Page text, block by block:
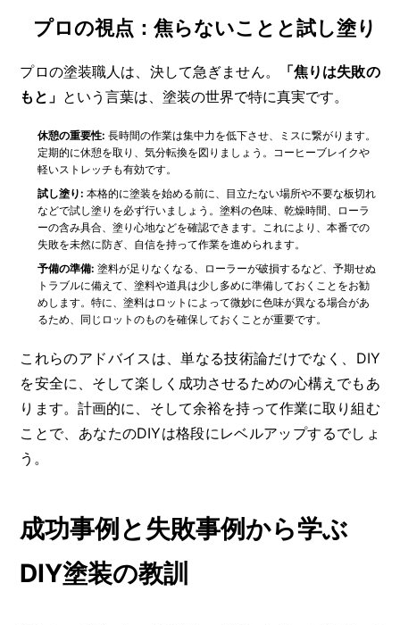
プロの視点：焦らないことと試し塗り
プロの塗装職人は、決して急ぎません。
「焦りは失敗の
もと」 という言葉は、塗装の世界で特に真実です。
休憩の重要性: 長時間の作業は集中力を低下させ、ミスに繋がります。
定期的に休憩を取り、気分転換を図りましょう。コーヒーブレイクや
軽いストレッチも有効です。
試し塗り: 本格的に塗装を始める前に、目立たない場所や不要な板切れ
などで試し塗りを必ず行いましょう。塗料の色味、乾燥時間、ローラ
ーの含み具合、塗り心地などを確認できます。これにより、本番での
失敗を未然に防ぎ、自信を持って作業を進められます。
予備の準備: 塗料が足りなくなる、ローラーが破損するなど、予期せぬ
トラブルに備えて、塗料や道具は少し多めに準備しておくことをお勧
めします。特に、塗料はロットによって微妙に色味が異なる場合があ
るため、同じロットのものを確保しておくことが重要です。
これらのアドバイスは、単なる技術論だけでなく、DIY
を安全に、そして楽しく成功させるための心構えでもあ
ります。計画的に、そして余裕を持って作業に取り組む
ことで、あなたのDIYは格段にレベルアップするでしょ
う。
成功事例と失敗事例から学ぶ
DIY塗装の教訓